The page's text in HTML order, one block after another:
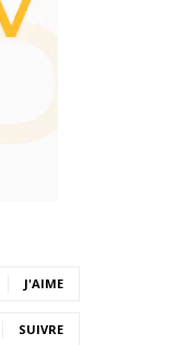
J'AIME
SUIVRE